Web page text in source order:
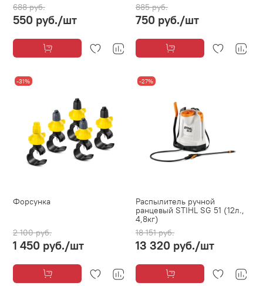
688 руб.
550 руб./шт
885 руб.
750 руб./шт
-31%
Форсунка
2 100 руб.
1 450 руб./шт
-27%
Распылитель ручной
ранцевый STIHL SG 51 (12л.,
4,8кг)
18 151 руб.
13 320 руб./шт